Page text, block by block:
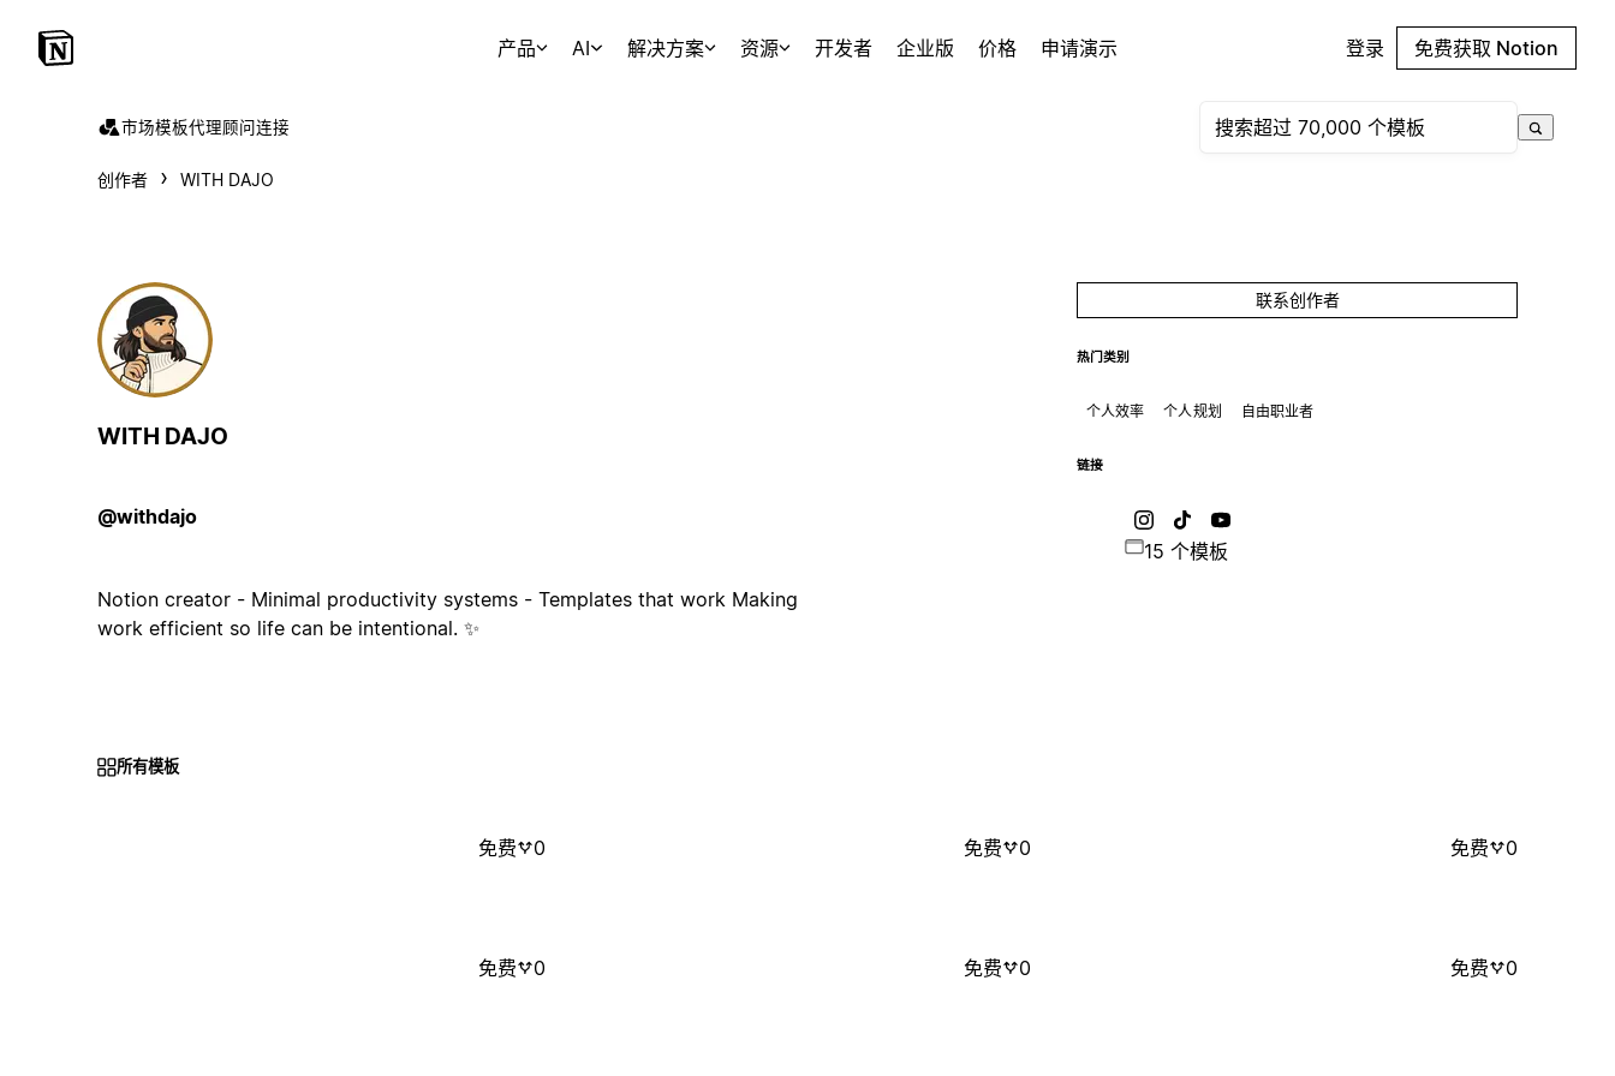
产品 AI 解决方案 资源 开发者 企业版 价格 申请演示 登录 免费获取 Notion
市场模板代理顾问连接
创作者 WITH DAJO
WITH DAJO
@withdajo
Notion creator - Minimal productivity systems - Templates that work Making
work efficient so life can be intentional. ✨
联系创作者
热门类别
个人效率 个人规划 自由职业者
链接
15 个模板
所有模板
免费 0 免费 0 免费 0
免费 0 免费 0 免费 0